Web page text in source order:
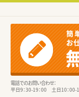
電話でのお問い合わせ：
平日9：30-19：00 土日10：00-